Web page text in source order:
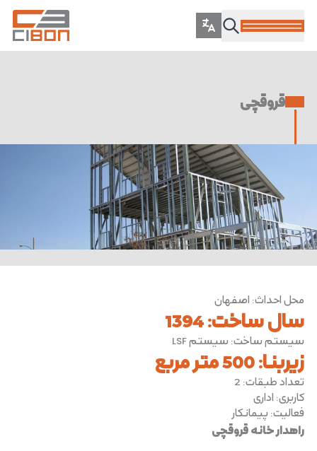
قروقچی
محل احداث: اصفهان
سال ساخت:
1394
سیستم ساخت: سیستم LSF
زیربنا:500 متر مربع
تعداد طبقات:
2
کاربری: اداری
فعالیت: پیمانکار
راهدار خانه قروقچی